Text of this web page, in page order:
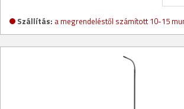
Szállítás: a megrendeléstől számított 10-15